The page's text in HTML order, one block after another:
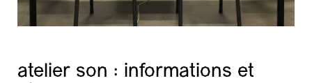
atelier son : informations et